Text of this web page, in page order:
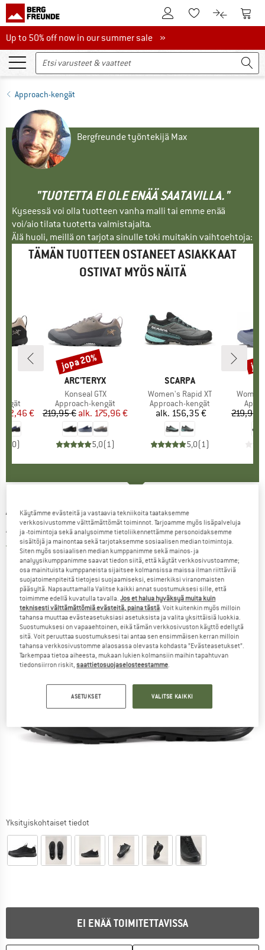
Tästä asiakastililleTästä toivelistalle.
Tästä
Up to 50% off now in our summer sale
Up to 50% off now in our summer sale »
Approach-kengät
Bergfreunde työntekijä Max
"TUOTETTA EI OLE ENÄÄ SAATAVILLA."
Kyseessä voi olla tuotteen vanha malli tai emme enää
voi/aio tilata tuotetta valmistajalta.
Älä huoli, meillä on tarjota sinulle toki muitakin vaihtoehtoja:
TÄMÄN TUOTTEEN OSTANEET ASIAKKAAT
OSTIVAT MYÖS NÄITÄ
hinta
142,46 €
0)
MERKKI
ARC'TERYX
Tuote
Konseal GTX
Tuoteryhmä
Approach-kengät
Hinta
219,95 € Alennettu hinta
alk. 175,96 €
5,0(1)
Alennus
jopa 20%
MERKKI
SCARPA
Tuote
Women's Rapid XT
Tuoteryhmä
Approach-kengät
Hinta
alk. 156,35 €
5,0(1)
Tuote
219,95 €
ARC'TERYX -Konseal FL 2 Leather GTX -
Approach-kengät
5,0(1)
Yksityiskohtaiset tiedot
EI ENÄÄ TOIMITETTAVISSA
Käytämme evästeitä ja vastaavia tekniikoita taataksemme
verkkosivustomme välttämättömät toiminnot. Tarjoamme myös lisäpalveluja
ja -toimintoja sekä analysoimme tietoliikennettämme personoidaksemme
sisältöjä ja mainontaa sekä tarjotaksemme sosiaalisen median toimintoja.
Siten myös sosiaalisen median kumppanimme sekä mainos- ja
analyysikumppanimme saavat tiedon siitä, että käytät verkkosivustoamme;
osa mainituista kumppaneista sijaitsee kolmansissa maissa ilman riittäviä
suojatoimenpiteitä tietojesi suojaamiseksi, esimerkiksi viranomaisten
pääsyltä. Napsauttamalla Valitse kaikki annat suostumuksesi sille, että
toimimme edellä kuvatulla tavalla.Jos et halua hyväksyä muita kuin
teknisesti välttämättömiä evästeitä, paina tästä. Voit kuitenkin myös milloin
tahansa muuttaa evästeasetuksiasi asetuksista ja valita yksittäisiä luokkia.
Suostumuksesi on vapaaehtoinen, eikä tämän verkkosivuston käyttö edellytä
sitä. Voit peruuttaa suostumuksesi tai antaa sen ensimmäisen kerran milloin
tahansa verkkosivustomme alaosassa olevasta kohdasta ”Evästeasetukset”.
Tarkempaa tietoa aiheesta, mukaan lukien kolmansiin maihin tapahtuvan
tiedonsiirron riskit,saattietosuojaselosteestamme.
ASETUKSET VALITSE KAIKKI